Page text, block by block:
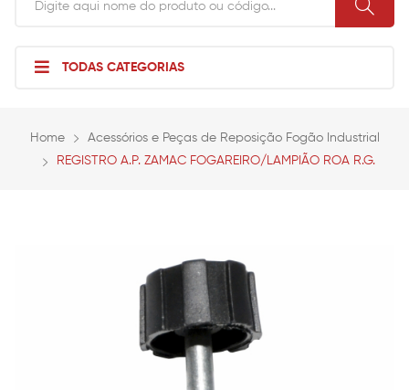
TODAS CATEGORIAS
Home
Acessórios e Peças de Reposição Fogão Industrial
REGISTRO A.P. ZAMAC FOGAREIRO/LAMPIÃO ROA R.G.